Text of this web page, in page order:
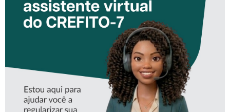
CONHEÇA A ‘ALINE’,
ASSISTENTE VIRTUAL DO
CREFITO-7